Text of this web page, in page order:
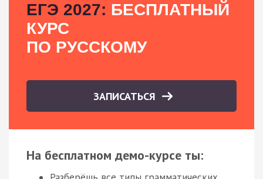
ЕГЭ 2027: БЕСПЛАТНЫЙ
КУРС
ПО РУССКОМУ
ЗАПИСАТЬСЯ
На бесплатном демо-курсе ты: